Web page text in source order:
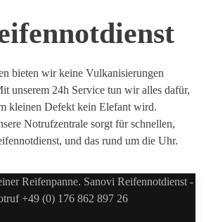
bieten wir keine Vulkanisierungen
unserem 24h Service tun wir alles dafür,
kleinen Defekt kein Elefant wird.
Notrufzentrale sorgt für schnellen,
und das rund um die Uhr.